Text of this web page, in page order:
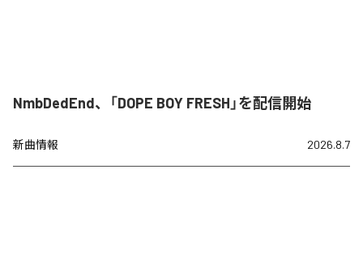
NmbDedEnd、「DOPE BOY FRESH」を配信開始
新曲情報 2026.8.7